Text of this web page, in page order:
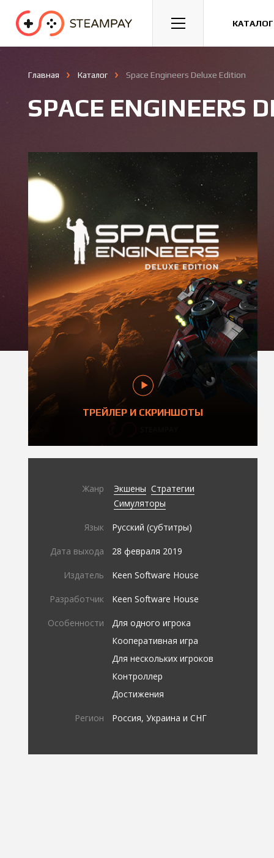
Спорт Гонки Казуальные
Главная Каталог Space Engineers Deluxe Edition
SPACE ENGINEERS
ТРЕЙЛЕР И СКРИНШОТЫ
Жанр Экшены Стратегии
Симуляторы
Язык Русский (субтитры)
Дата выхода 28 февраля 2019
Издатель Keen Software House
Разработчик Keen Software House
Особенности
Для одного игрока
Кооперативная игра
Для нескольких игроков
Контроллер
Достижения
Регион Россия, Украина и СНГ